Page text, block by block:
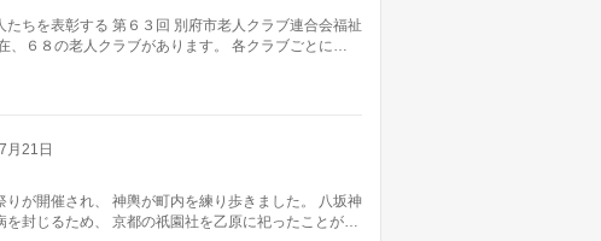
ちを表彰する 第６３回 別府市老人クラブ連合会福祉
、６８の老人クラブがあります。 各クラブごとに…
月21日
が開催され、 神輿が町内を練り歩きました。 八坂神
を封じるため、 京都の祇園社を乙原に祀ったことが…